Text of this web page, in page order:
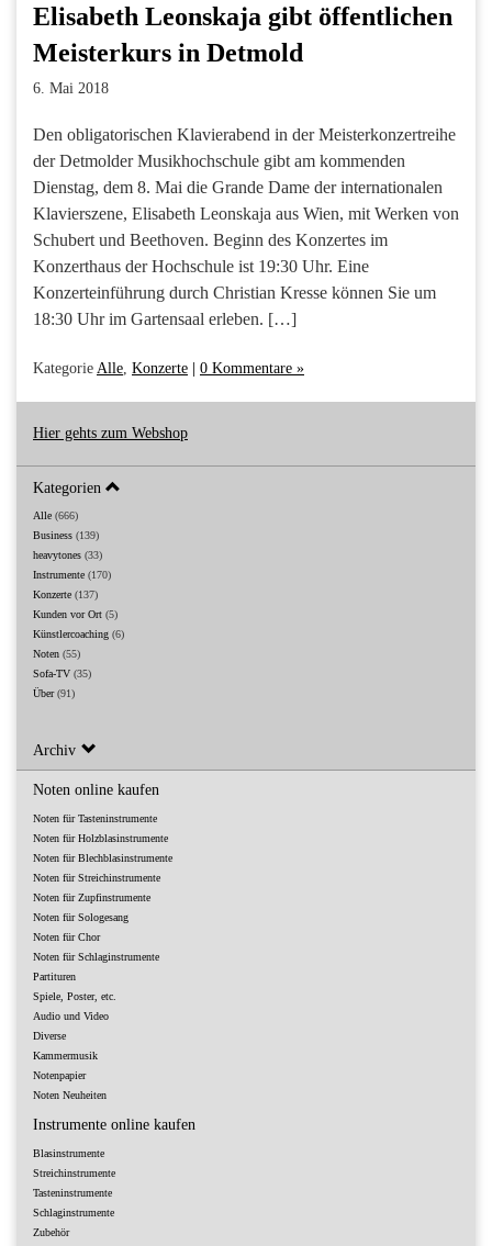
Elisabeth Leonskaja gibt öffentlichen
Meisterkurs in Detmold
6. Mai 2018
Den obligatorischen Klavierabend in der Meisterkonzertreihe
der Detmolder Musikhochschule gibt am kommenden
Dienstag, dem 8. Mai die Grande Dame der internationalen
Klavierszene, Elisabeth Leonskaja aus Wien, mit Werken von
Schubert und Beethoven. Beginn des Konzertes im
Konzerthaus der Hochschule ist 19:30 Uhr. Eine
Konzerteinführung durch Christian Kresse können Sie um
18:30 Uhr im Gartensaal erleben. […]
Kategorie Alle Konzerte 0 Kommentare »
Hier gehts zum Webshop
Kategorien
Alle (666)
Business (139)
heavytones (33)
Instrumente (170)
Konzerte (137)
Kunden vor Ort (5)
Künstlercoaching (6)
Noten (55)
Sofa-TV (35)
Über(91)
Archiv
Noten online kaufen
Noten für Tasteninstrumente
Noten für Holzblasinstrumente
Noten für Blechblasinstrumente
Noten für Streichinstrumente
Noten für Zupfinstrumente
Noten für Sologesang
Noten für Chor
Noten für Schlaginstrumente
Partituren
Spiele, Poster, etc.
Audio und Video
Diverse
Kammermusik
Notenpapier
Noten Neuheiten
Instrumente online kaufen
Blasinstrumente
Streichinstrumente
Tasteninstrumente
Schlaginstrumente
Zubehör